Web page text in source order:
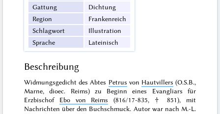
Gattung
Dichtung
Region
Frankenreich
Schlagwort
Illustration
Sprache
Lateinisch
Beschreibung
Widmungsgedicht des Abtes Petrus von Hautvillers (O.S.B.,
Marne, dioec. Reims) zu Beginn eines Evangliars für
Erzbischof Ebo von Reims (816/17-835, † 851), mit
Nachrichten über den Buchschmuck. Autor war nach M.-L.